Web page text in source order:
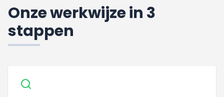
Onze werkwijze in 3
stappen